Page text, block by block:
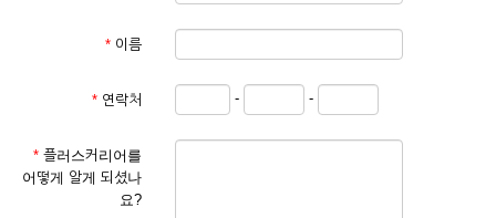
① 서비스 이용계약은 서비스 이용 희망자가 본 약관에 동의한
를 심사, 승낙함으로써 성립하며, 회사는 신청자의 실명 확인 절
차를 밟을 수 있습니다.
② 회원가입시 입력한 ID는 변경할 수 없으며, 회원 1인당 한 개
의 ID가 발급됩니다. 부득이한 경우로 인해 변경하고자 하는 경
* 이름
* 연락처 - -
* 플러스커리어를
어떻게 알게 되셨나
요?